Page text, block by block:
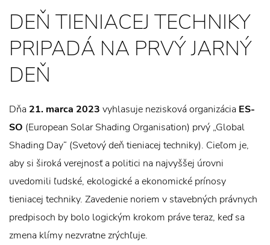
DEŇ TIENIACEJ TECHNIKY
PRIPADÁ NA PRVÝ JARNÝ
DEŇ
Dňa 21. marca 2023 vyhlasuje nezisková organizácia ES-
SO (European Solar Shading Organisation) prvý „Global
Shading Day“ (Svetový deň tieniacej techniky). Cieľom je,
aby si široká verejnosť a politici na najvyššej úrovni
uvedomili ľudské, ekologické a ekonomické prínosy
tieniacej techniky. Zavedenie noriem v stavebných právnych
predpisoch by bolo logickým krokom práve teraz, keď sa
zmena klímy nezvratne zrýchľuje.